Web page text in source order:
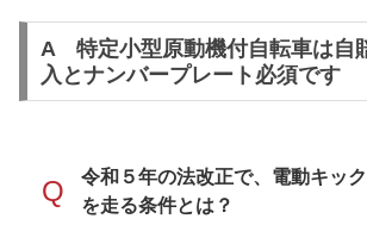
A 特定小型原動機付自転車は自
入とナンバープレート必須です
Q
令和５年の法改正で、電動キッ
を走る条件とは？